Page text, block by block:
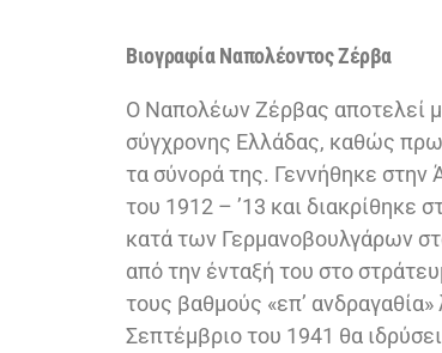
Βιογραφία Ναπολέοντος Ζέρβα
Ο Ναπολέων Ζέρβας αποτελεί
σύγχρονης Ελλάδας, καθώς
τα σύνορά της. Γεννήθηκε
του 1912 – ’13 και διακρίθηκε
κατά των Γερμανοβουλγάρων
από την ένταξή του στο
τους βαθμούς «επ’
Σεπτέμβριο του 1941 θα